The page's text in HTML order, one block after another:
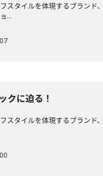
スタイルを体現するブラン
...
クに迫る！
スタイルを体現するブラン